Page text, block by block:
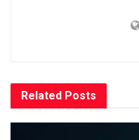
Related Posts